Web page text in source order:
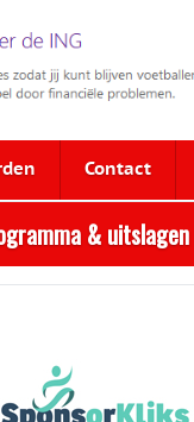
Contact
& uitslagen